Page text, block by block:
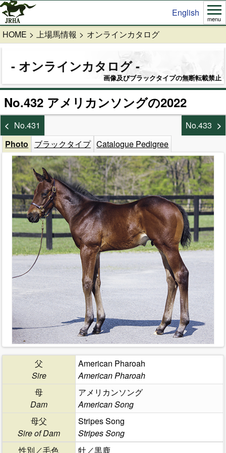
English
menu
HOME 上場馬情報 オンラインカタログ
オンラインカタログ
画像及びブラックタイプの無断転載禁止
No.432 アメリカンソングの2022
No.431
No.433
Photo
ブラックタイプ Catalogue Pedigree
父
Sire
American Pharoah
American Pharoah
母
Dam
アメリカンソング
American Song
母父
Sire of Dam
Stripes Song
Stripes Song
性別／毛色
牡／黒鹿